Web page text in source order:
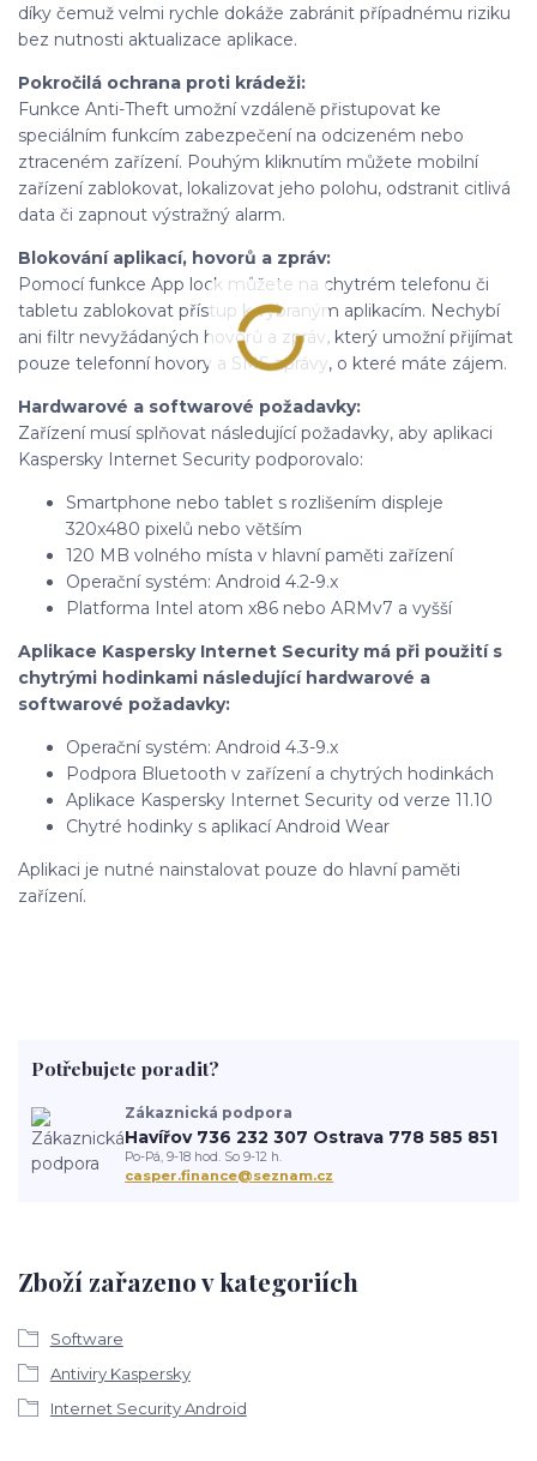
díky čemuž velmi rychle dokáže zabránit případnému riziku
bez nutnosti aktualizace aplikace.
Pokročilá ochrana proti krádeži:
Funkce Anti-Theft umožní vzdáleně přistupovat ke
speciálním funkcím zabezpečení na odcizeném nebo
ztraceném zařízení. Pouhým kliknutím můžete mobilní
zařízení zablokovat, lokalizovat jeho polohu, odstranit citlivá
data či zapnout výstražný alarm.
Blokování aplikací, hovorů a zpráv:
Pomocí funkce App lock můžete na chytrém telefonu či
tabletu zablokovat přístup k vybraným aplikacím. Nechybí
ani filtr nevyžádaných hovorů a zpráv, který umožní přijímat
pouze telefonní hovory a SMS zprávy, o které máte zájem.
Hardwarové a softwarové požadavky:
Zařízení musí splňovat následující požadavky, aby aplikaci
Kaspersky Internet Security podporovalo:
Smartphone nebo tablet s rozlišením displeje
320x480 pixelů nebo větším
120 MB volného místa v hlavní paměti zařízení
Operační systém: Android 4.2-9.x
Platforma Intel atom x86 nebo ARMv7 a vyšší
Aplikace Kaspersky Internet Security má při použití s
chytrými hodinkami následující hardwarové a
softwarové požadavky:
Operační systém: Android 4.3-9.x
Podpora Bluetooth v zařízení a chytrých hodinkách
Aplikace Kaspersky Internet Security od verze 11.10
Chytré hodinky s aplikací Android Wear
Aplikaci je nutné nainstalovat pouze do hlavní paměti
zařízení.
Zboží zařazeno v kategoriích
Software
Antiviry Kaspersky
Internet Security Android
Potřebujete poradit?
Zákaznická podpora
Havířov 736 232 307 Ostrava 778 585 851
Po-Pá, 9-18 hod. So 9-12 h.
casper.finance@seznam.cz